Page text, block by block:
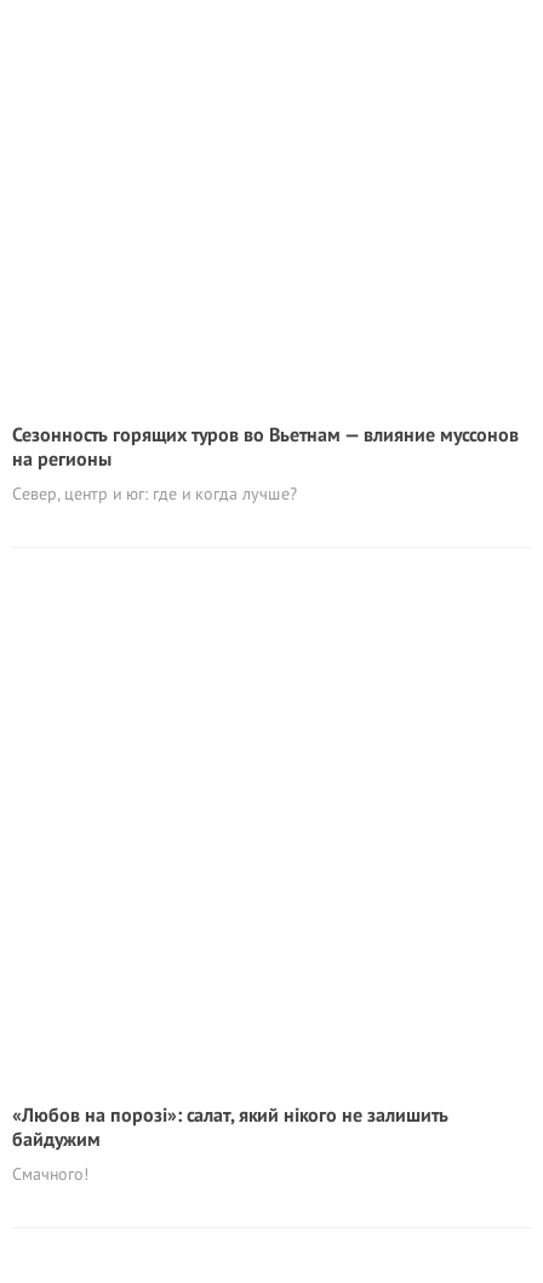
Сезонность горящих туров во Вьетнам — влияние муссонов
на регионы
Север, центр и юг: где и когда лучше?
«Любов на порозі»: салат, який нікого не залишить
байдужим
Смачного!